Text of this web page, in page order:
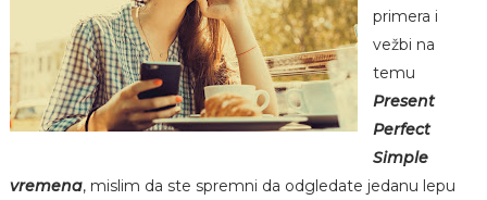
primera i
vežbi na
temu
Present
Perfect
Simple
vremena, mislim da ste spremni da odgledate jedanu lepu